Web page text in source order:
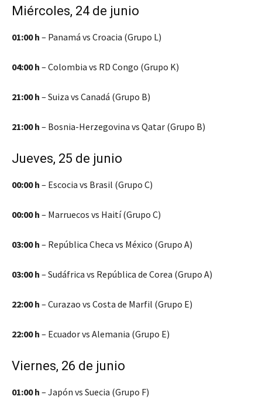
Miércoles, 24 de junio
01:00 h – Panamá vs Croacia (Grupo L)
04:00 h – Colombia vs RD Congo (Grupo K)
21:00 h – Suiza vs Canadá (Grupo B)
21:00 h – Bosnia-Herzegovina vs Qatar (Grupo B)
Jueves, 25 de junio
00:00 h – Escocia vs Brasil (Grupo C)
00:00 h – Marruecos vs Haití (Grupo C)
03:00 h – República Checa vs México (Grupo A)
03:00 h – Sudáfrica vs República de Corea (Grupo A)
22:00 h – Curazao vs Costa de Marfil (Grupo E)
22:00 h – Ecuador vs Alemania (Grupo E)
Viernes, 26 de junio
01:00 h – Japón vs Suecia (Grupo F)